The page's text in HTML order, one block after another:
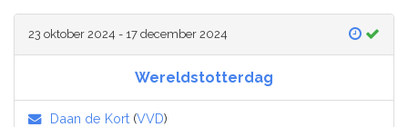
23 oktober 2024 - 17 december 2024
Wereldstotterdag
Daan de Kort (VVD)